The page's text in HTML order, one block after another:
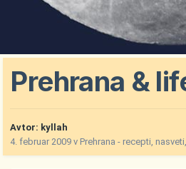
Prehrana &
Avtor: kyllah
4. februar 2009 vPrehrana - recepti,